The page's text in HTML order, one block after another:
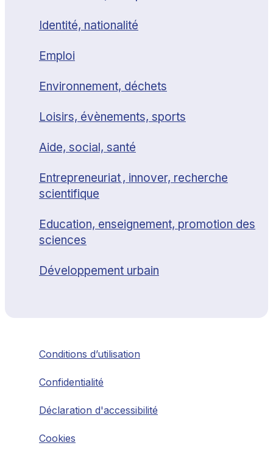
Identité, nationalité
Emploi
Environnement, déchets
Loisirs, évènements, sports
Aide, social, santé
Entrepreneuriat , innover, recherche
scientifique
Education, enseignement, promotion des
sciences
Développement urbain
Conditions d’utilisation
Confidentialité
Déclaration d'accessibilité
Cookies